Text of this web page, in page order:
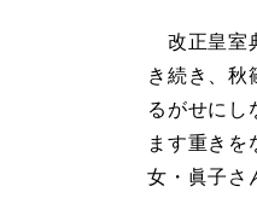
改正皇室
き続き、秋
るがせにし
ます重きを
女・眞子さ